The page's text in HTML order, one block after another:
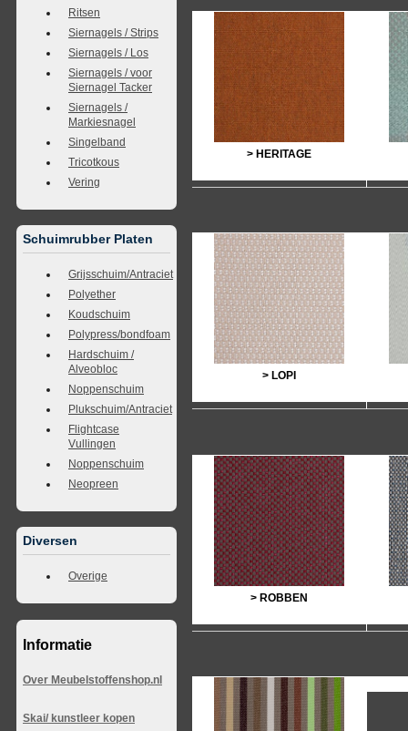
Ritsen
Siernagels / Strips
Siernagels / Los
Siernagels / voor
Siernagel Tacker
Siernagels /
Markiesnagel
Singelband
Tricotkous
Vering
Schuimrubber Platen
Grijsschuim/Antraciet
Polyether
Koudschuim
Polypress/bondfoam
Hardschuim /
Alveobloc
Noppenschuim
Plukschuim/Antraciet
Flightcase
Vullingen
Noppenschuim
Neopreen
Diversen
Overige
Informatie
Over Meubelstoffenshop.nl
Skai/ kunstleer kopen
> HERITAGE
> LOPI
> ROBBEN